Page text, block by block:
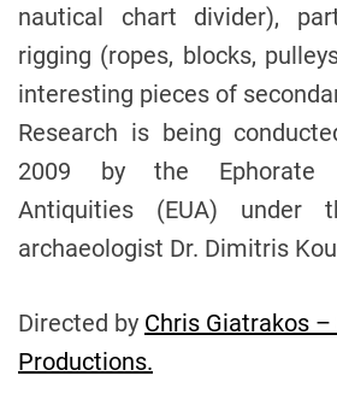
nautical chart divider),
rigging (ropes, blocks,
interesting pieces of
Research is being
2009 by the Ephorate
Antiquities (EUA) under
archaeologist Dr. Dimitris
Directed by Chris Giatrakos –
Productions.